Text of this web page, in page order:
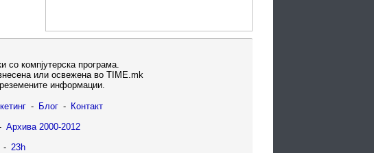
со компјутерска програма.
или освежена во TIME.mk
информации.
- Блог - Контакт
Архива 2000-2012
- 23h